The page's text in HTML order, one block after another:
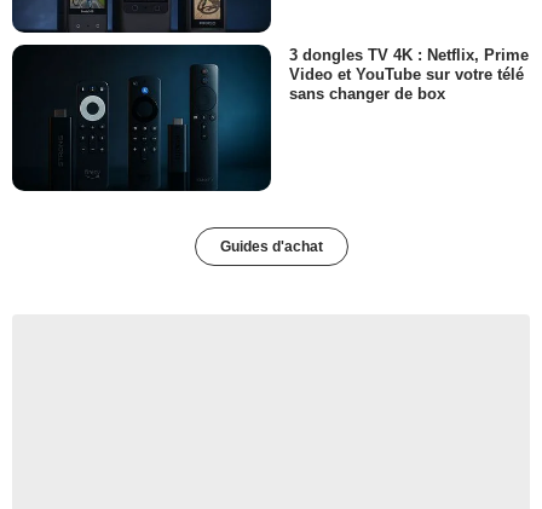
3 dongles TV 4K : Netflix, Prime
Video et YouTube sur votre télé
sans changer de box
Guides d'achat